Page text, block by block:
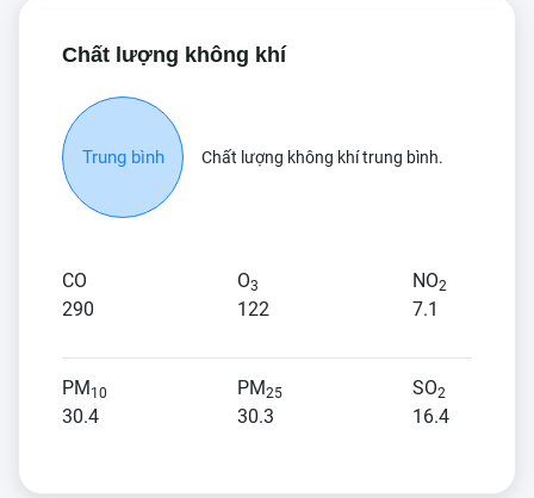
Chất lượng không khí
Trung bình Chất lượng không khí trung bình.
CO
290
O3
122
NO2
7.1
PM10
30.4
PM25
30.3
SO2
16.4